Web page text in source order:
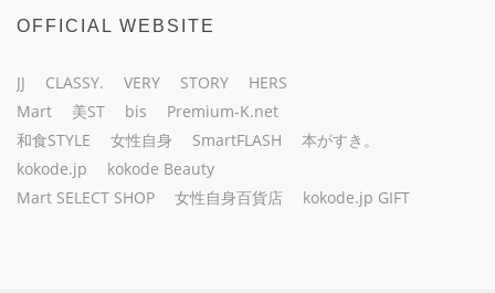
OFFICIAL WEBSITE
JJ CLASSY. VERY STORY
HERS
Mart
美ST bis
Premium-K.net
和食STYLE
女性自身 SmartFLASH
本がすき。
kokode.jp
kokode Beauty
Mart SELECT SHOP
女性自身百貨店 kokode.jp GIFT